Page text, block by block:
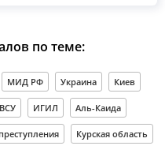
по теме:
МИД РФ Украина Киев
ВСУ ИГИЛ Аль-Каида
Курская область